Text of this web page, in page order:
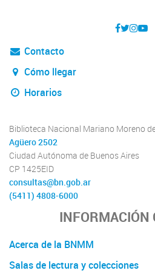
Contacto
Cómo llegar
Horarios
Biblioteca Nacional Mariano Moreno
Agüero 2502
Ciudad Autónoma de Buenos Aires
CP 1425EID
consultas@bn.gob.ar
(5411) 4808-6000
INFORMACIÓN
Acerca de la BNMM
Salas de lectura y colecciones